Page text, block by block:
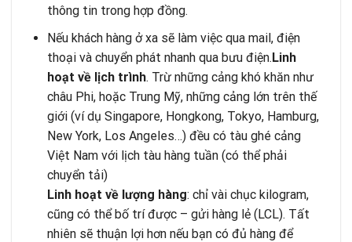
thông tin trong hợp đồng.
Nếu khách hàng ở xa sẽ làm việc qua mail, điện
thoại và chuyển phát nhanh qua bưu điện.Linh
hoạt về lịch trình. Trừ những cảng khó khăn như
châu Phi, hoặc Trung Mỹ, những cảng lớn trên thế
giới (ví dụ Singapore, Hongkong, Tokyo, Hamburg,
New York, Los Angeles…) đều có tàu ghé cảng
Việt Nam với lịch tàu hàng tuần (có thể phải
chuyển tải)
Linh hoạt về lượng hàng: chỉ vài chục kilogram,
cũng có thể bố trí được – gửi hàng lẻ (LCL). Tất
nhiên sẽ thuận lợi hơn nếu bạn có đủ hàng để